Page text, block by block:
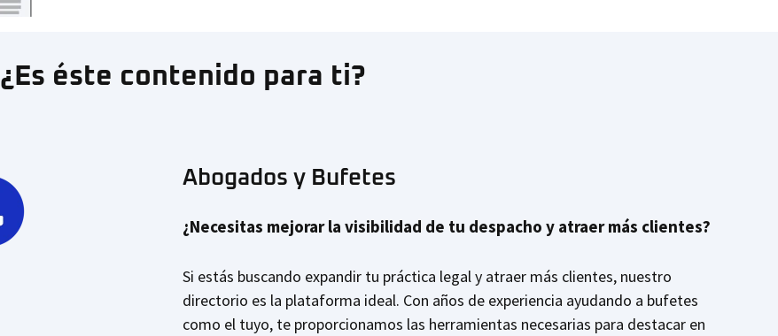
¿Es éste contenido para ti?
Abogados y Bufetes
¿Necesitas mejorar la visibilidad de tu despacho y atraer más clientes?
Si estás buscando expandir tu práctica legal y atraer más clientes, nuestro
directorio es la plataforma ideal. Con años de experiencia ayudando a bufetes
como el tuyo, te proporcionamos las herramientas necesarias para destacar en